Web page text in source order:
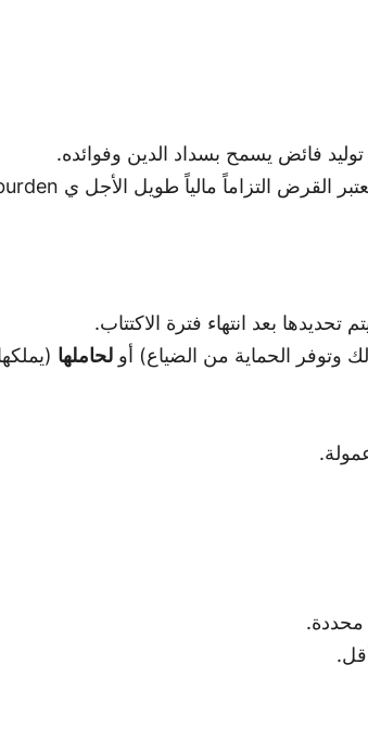
فائض يسمح بسداد الدين وفوائده.
بعد انتهاء فترة الاكتتاب.
وتوفر الحماية من الضياع) أو لحاملها
محددة.